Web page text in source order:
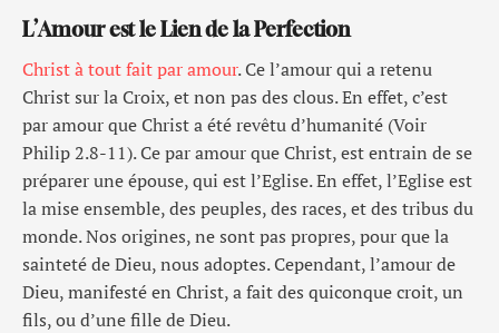
L’Amour est le Lien de la Perfection
Christ à tout fait par amour. Ce l’amour qui a retenu
Christ sur la Croix, et non pas des clous. En effet, c’est
par amour que Christ a été revêtu d’humanité (Voir
Philip 2.8-11). Ce par amour que Christ, est entrain de se
préparer une épouse, qui est l’Eglise. En effet, l’Eglise est
la mise ensemble, des peuples, des races, et des tribus du
monde. Nos origines, ne sont pas propres, pour que la
sainteté de Dieu, nous adoptes. Cependant, l’amour de
Dieu, manifesté en Christ, a fait des quiconque croit, un
fils, ou d’une fille de Dieu.